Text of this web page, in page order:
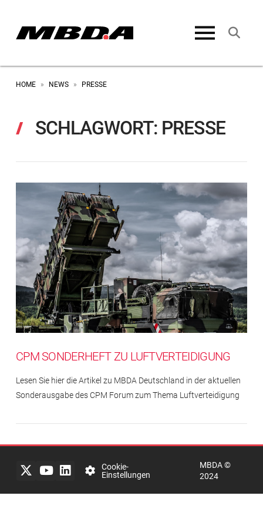
HOME » NEWS » PRESSE
SCHLAGWORT: PRESSE
CPM SONDERHEFT ZU LUFTVERTEIDIGUNG
Lesen Sie hier die Artikel zu MBDA Deutschland in der aktuellen
Sonderausgabe des CPM Forum zum Thema Luftverteidigung
Impressum
Datenschutzerklärung
mbda-
Cookie-
Einstellungen
MBDA ©
2024